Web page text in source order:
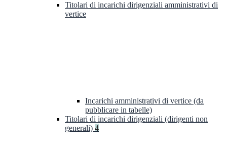
Titolari di incarichi dirigenziali amministrativi di
vertice
Incarichi amministrativi di vertice (da
pubblicare in tabelle)
Titolari di incarichi dirigenziali (dirigenti non
generali) 4